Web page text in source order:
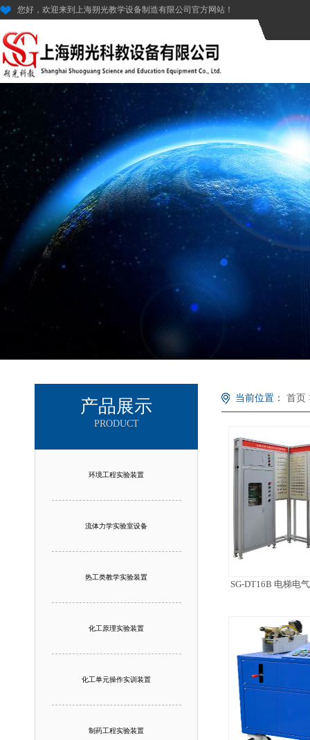
您好，欢迎来到上海朔光教学设备制造有限公司官方网站！
产品展示
PRODUCT
环境工程实验装置
流体力学实验室设备
热工类教学实验装置
化工原理实验装置
化工单元操作实训装置
制药工程实验装置
当前位置： 首页
SG-DT16B 电梯电